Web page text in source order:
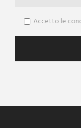
Accetto le